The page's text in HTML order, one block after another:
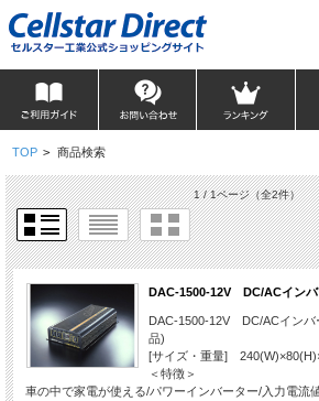
TOP > 商品検索
1 / 1ページ（全2件）
DAC-1500-12V DC/ACインバ
DAC-1500-12V DC/ACインバ
品)
[サイズ・重量]
＜特徴＞
車の中で家電が使える/パワーインバーター/入力電流